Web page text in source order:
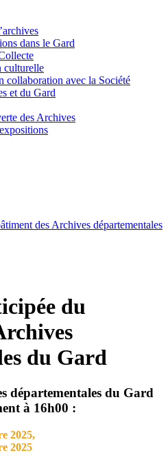
dans le Gard
culturelle
collaboration avec la Société
et du Gard
des Archives
des Archives départementales
du
du Gard
départementales du Gard
à 16h00 :
2025,
2025